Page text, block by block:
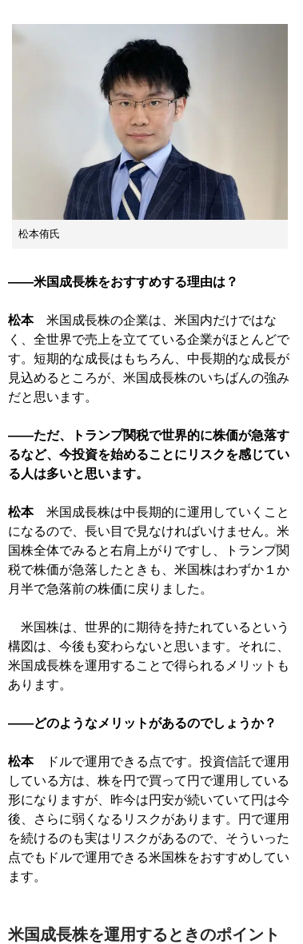
松本侑氏
――米国成長株をおすすめする理由は？
松本米国成長株の企業は、米国内だけではな
く、全世界で売上を立てている企業がほとんどで
す。短期的な成長はもちろん、中長期的な成長が
見込めるところが、米国成長株のいちばんの強み
だと思います。
――ただ、トランプ関税で世界的に株価が急落す
るなど、今投資を始めることにリスクを感じてい
る人は多いと思います。
松本米国成長株は中長期的に運用していくこと
になるので、長い目で見なければいけません。米
国株全体でみると右肩上がりですし、トランプ関
税で株価が急落したときも、米国株はわずか１か
月半で急落前の株価に戻りました。
米国株は、世界的に期待を持たれているという
構図は、今後も変わらないと思います。それに、
米国成長株を運用することで得られるメリットも
あります。
――どのようなメリットがあるのでしょうか？
松本ドルで運用できる点です。投資信託で運用
している方は、株を円で買って円で運用している
形になりますが、昨今は円安が続いていて円は今
後、さらに弱くなるリスクがあります。円で運用
を続けるのも実はリスクがあるので、そういった
点でもドルで運用できる米国株をおすすめしてい
ます。
米国成長株を運用するときのポイント